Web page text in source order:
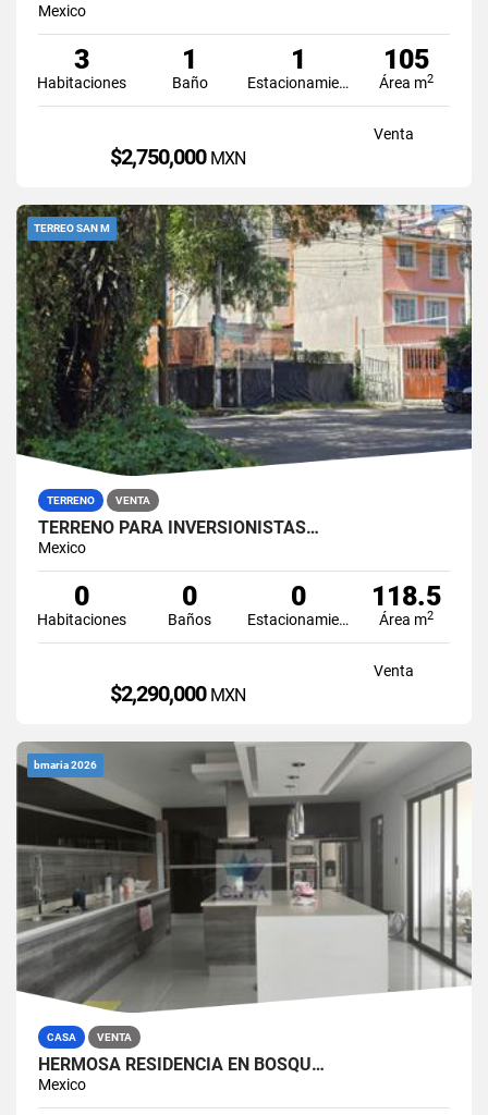
Mexico
3
Habitaciones
1
Baño
1
Estacionamiento
105
Área m2
Venta
$2,750,000 MXN
TERREO SAN M
TERRENO VENTA
TERRENO PARA INVERSIONISTAS…
Mexico
0
Habitaciones
0
Baños
0
Estacionamiento
118.5
Área m2
Venta
$2,290,000 MXN
bmaria 2026
CASA VENTA
HERMOSA RESIDENCIA EN BOSQU…
Mexico